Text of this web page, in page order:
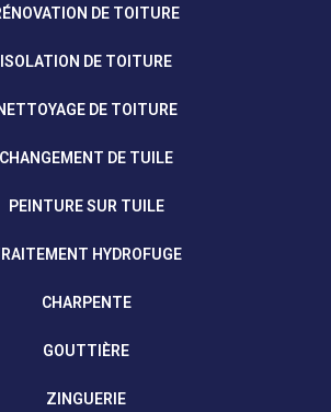
DE TOITURE
ISOLATION DE TOITURE
DE TOITURE
CHANGEMENT DE TUILE
PEINTURE SUR TUILE
HYDROFUGE
CHARPENTE
GOUTTIÈRE
ZINGUERIE